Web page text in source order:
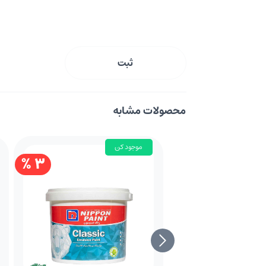
ثبت
محصولات مشابه
3 %
موجود کن